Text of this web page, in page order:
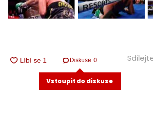
Diskuse 0
Vstoupit do diskuse